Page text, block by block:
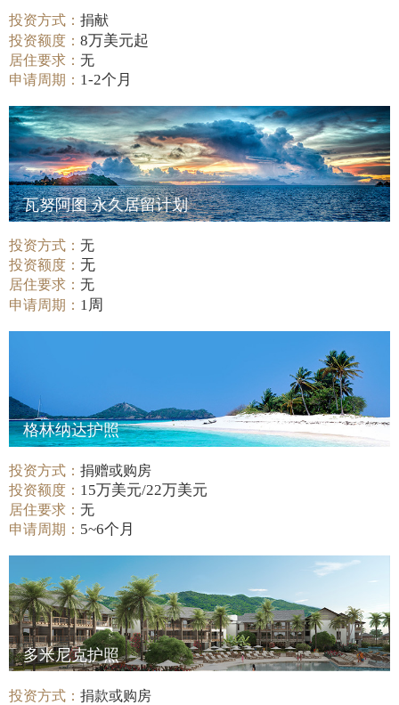
投资方式：捐献
投资额度：8万美元起
居住要求：无
申请周期： 1-2个月
瓦努阿图 永久居留计划
投资方式：无
投资额度：无
居住要求：无
申请周期： 1周
格林纳达护照
投资方式：捐赠或购房
投资额度： 15万美元/22万美元
居住要求：无
申请周期： 5~6个月
多米尼克护照
投资方式：捐款或购房